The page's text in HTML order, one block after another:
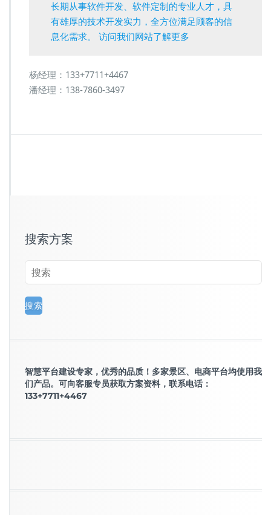
长期从事软件开发、软件定制的专业人才，具
有雄厚的技术开发实力，全方位满足顾客的信
息化需求。 访问我们网站了解更多
杨经理：133+7711+4467
潘经理：138-7860-3497
搜索方案
智慧平台建设专家，优秀的品质！多家景区、电商平台均使用我
们产品。可向客服专员获取方案资料，联系电话：
133+7711+4467